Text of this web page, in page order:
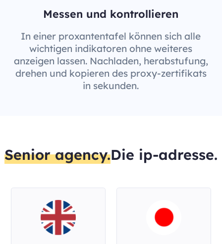
Messen und kontrollieren
In einer proxantentafel können sich alle
wichtigen indikatoren ohne weiteres
anzeigen lassen. Nachladen, herabstufung,
drehen und kopieren des proxy-zertifikats
in sekunden.
Senior agency.Die ip-adresse.